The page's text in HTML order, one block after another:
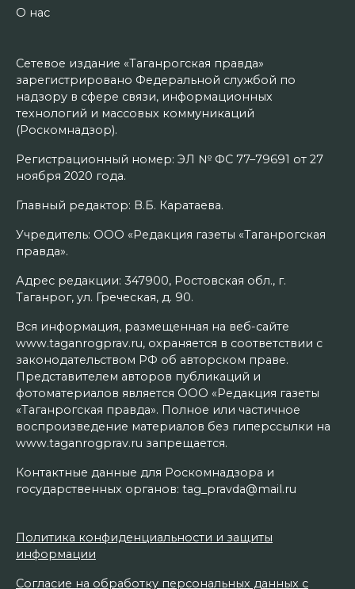
О нас
Сетевое издание «Таганрогская правда»
зарегистрировано Федеральной службой по
надзору в сфере связи, информационных
технологий и массовых коммуникаций
(Роскомнадзор).
Регистрационный номер: ЭЛ № ФС 77–79691 от 27
ноября 2020 года.
Главный редактор: В.Б. Каратаева.
Учредитель: ООО «Редакция газеты «Таганрогская
правда».
Адрес редакции: 347900, Ростовская обл., г.
Таганрог, ул. Греческая, д. 90.
Вся информация, размещенная на веб-сайте
www.taganrogprav.ru, охраняется в соответствии с
законодательством РФ об авторском праве.
Представителем авторов публикаций и
фотоматериалов является ООО «Редакция газеты
«Таганрогская правда». Полное или частичное
воспроизведение материалов без гиперссылки на
www.taganrogprav.ru запрещается.
Контактные данные для Роскомнадзора и
государственных органов: tag_pravda@mail.ru
Политика конфиденциальности и защиты
информации
Согласие на обработку персональных данных с